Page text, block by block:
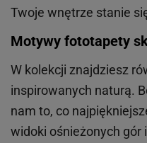
Twoje wnętrze stanie
Motywy fototapety
W kolekcji znajdziesz
inspirowanych naturą.
nam to, co
widoki ośnieżonych gór